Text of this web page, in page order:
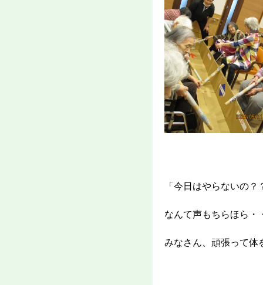
「今日はやらないの？
なんて声もちらほら・
みなさん、頑張って体